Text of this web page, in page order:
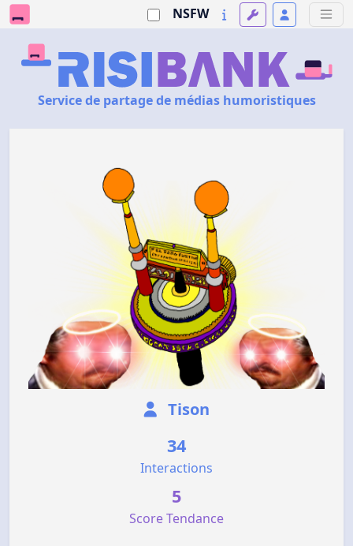
NSFW
Service de partage de médias humoristiques
Tison
34
Interactions
5
Score Tendance